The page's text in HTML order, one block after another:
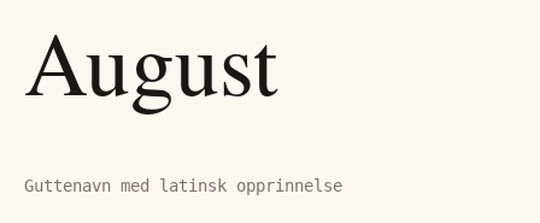
August
Guttenavn med latinsk opprinnelse